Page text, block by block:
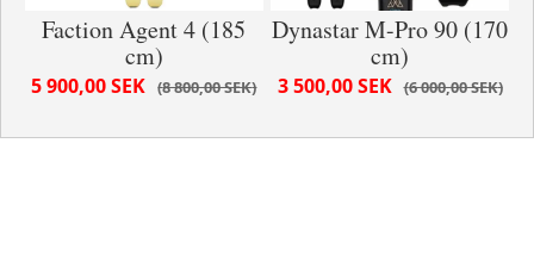
Faction Agent 4 (185
cm)
8 800,00 SEK
5 900,00 SEK
Dynastar M-Pro 90 (170
cm)
6 000,00 SEK
3 500,00 SEK